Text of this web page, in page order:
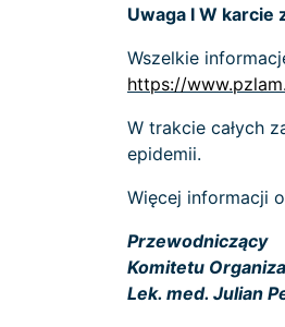
Uwaga I W karcie
Wszelkie
https://
W trakcie całych
epidemii.
Więcej informacji
Przewodniczący
Komitetu
Lek. med. Julian